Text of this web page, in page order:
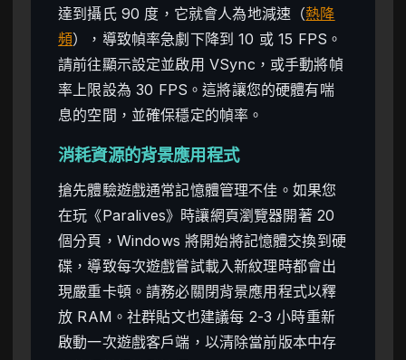
達到攝氏 90 度，它就會人為地減速（熱降
頻），導致幀率急劇下降到 10 或 15 FPS。
請前往顯示設定並啟用 VSync，或手動將幀
率上限設為 30 FPS。這將讓您的硬體有喘
息的空間，並確保穩定的幀率。
消耗資源的背景應用程式
搶先體驗遊戲通常記憶體管理不佳。如果您
在玩《Paralives》時讓網頁瀏覽器開著 20
個分頁，Windows 將開始將記憶體交換到硬
碟，導致每次遊戲嘗試載入新紋理時都會出
現嚴重卡頓。請務必關閉背景應用程式以釋
放 RAM。社群貼文也建議每 2-3 小時重新
啟動一次遊戲客戶端，以清除當前版本中存